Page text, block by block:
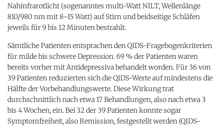
Nahinfrarotlicht (sogenanntes multi-Watt NILT, Wellenlänge
810/980 nm mit 8–15 Watt) auf Stirn und beidseitige Schläfen
jeweils für 9 bis 12 Minuten bestrahlt.
Sämtliche Patienten entsprachen den QIDS-Fragebogenkriterien
für milde bis schwere Depression. 69 % der Patienten waren
bereits vorher mit Antidepressiva behandelt worden. Für 36 von
39 Patienten reduzierten sich die QIDS-Werte auf mindestens die
Hälfte der Vorbehandlungswerte. Diese Wirkung trat
durchschnittlich nach etwa 17 Behandlungen, also nach etwa 3
bis 4 Wochen, ein. Bei 32 der 39 Patienten konnte sogar
Symptomfreiheit, also Remission, festgestellt werden (QIDS-